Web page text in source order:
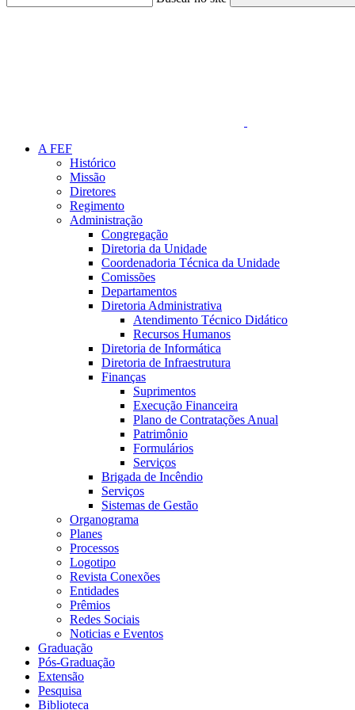
A FEF
Histórico
Missão
Diretores
Regimento
Administração
Congregação
Diretoria da Unidade
Coordenadoria Técnica da Unidade
Comissões
Departamentos
Diretoria Administrativa
Atendimento Técnico Didático
Recursos Humanos
Diretoria de Informática
Diretoria de Infraestrutura
Finanças
Suprimentos
Execução Financeira
Plano de Contratações Anual
Patrimônio
Formulários
Serviços
Brigada de Incêndio
Serviços
Sistemas de Gestão
Organograma
Planes
Processos
Logotipo
Revista Conexões
Entidades
Prêmios
Redes Sociais
Noticias e Eventos
Graduação
Pós-Graduação
Extensão
Pesquisa
Biblioteca